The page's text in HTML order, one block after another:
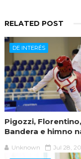
RELATED POST
DE INTERÉS
Pigozzi,
Bandera e himno
Unknown Jul 28,